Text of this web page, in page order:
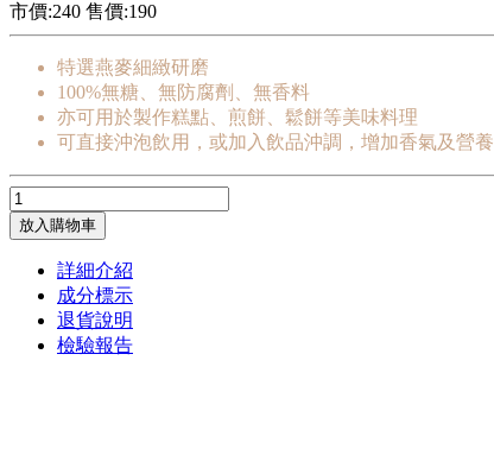
市價:240 售價:190
特選燕麥細緻研磨
100%無糖、無防腐劑、無香料
亦可用於製作糕點、煎餅、鬆餅等美味料理
可直接沖泡飲用，或加入飲品沖調，增加香氣及營養
放入購物車
詳細介紹
成分標示
退貨說明
檢驗報告